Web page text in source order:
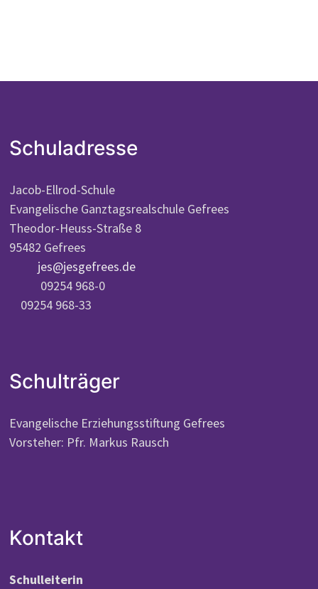
Schuladresse
Jacob-Ellrod-Schule
Evangelische Ganztagsrealschule Gefrees
Theodor-Heuss-Straße 8
95482 Gefrees
jes@jesgefrees.de
09254 968-0
09254 968-33
Schulträger
Evangelische Erziehungsstiftung Gefrees
Vorsteher: Pfr. Markus Rausch
Kontakt
Schulleiterin